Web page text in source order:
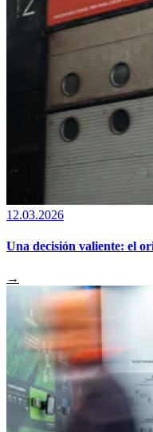
12.03.2026
Una decisión valiente: el
→